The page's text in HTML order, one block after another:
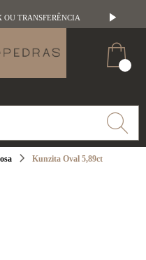
OU TRANSFERÊNCIA
Kunzita Oval 5,89ct